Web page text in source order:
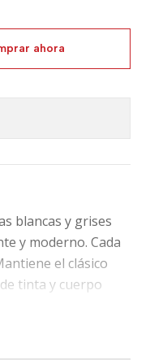
ahora
blancas y grises
y moderno. Cada
el clásico
tinta y cuerpo